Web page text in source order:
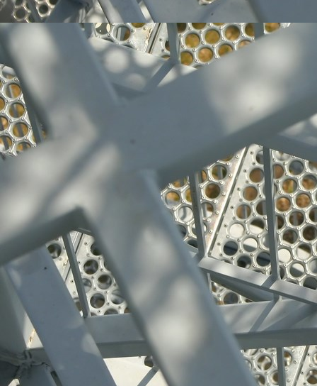
Edelstahl-Produkte 013
Edelstahl-Produkte 014
Edelstahl-Produkte 015